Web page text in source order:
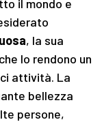
il mondo e
, la sua
lo rendono un
attività. La
bellezza
persone,